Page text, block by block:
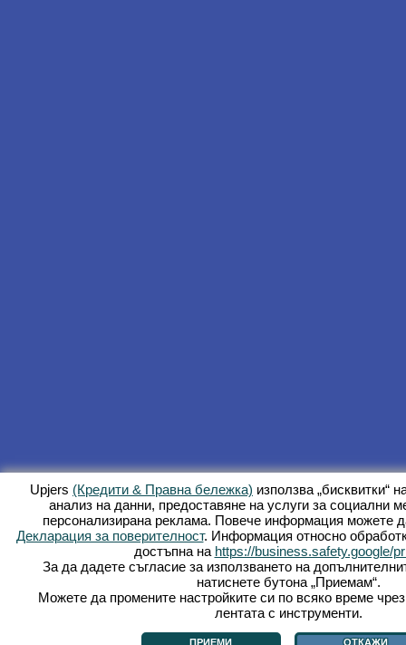
Upjers (Кредити & Правна бележка) използва „бисквитки“
анализ на данни, предоставяне на услуги за социални
персонализирана реклама. Повече информация можете
Декларация за поверителност. Информация относно
достъпна на https://business.safety.google/
За да дадете съгласие за използването на
натиснете бутона „Приемам“.
Можете да промените настройките си по всяко време чрез
лентата с инструменти.
ПРИЕМИ ОТКАЖИ